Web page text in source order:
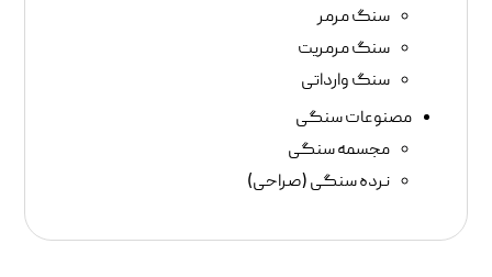
سنگ مرمر
سنگ مرمریت
سنگ وارداتی
مصنوعات سنگی
مجسمه سنگی
نرده سنگی (صراحی)